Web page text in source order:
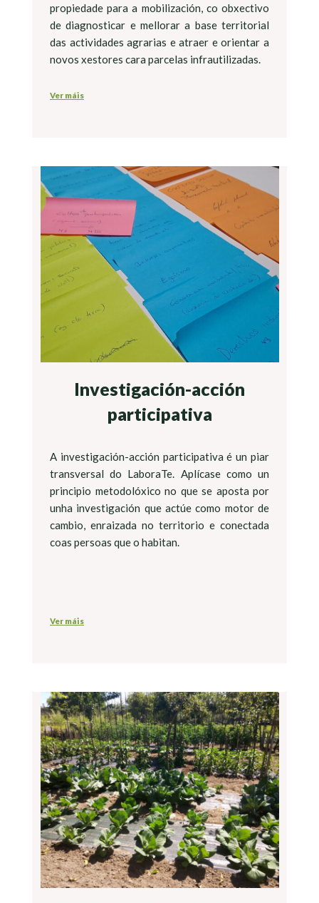
propiedade para a mobilización, co obxectivo
de diagnosticar e mellorar a base territorial
das actividades agrarias e atraer e orientar a
novos xestores cara parcelas infrautilizadas.
Ver máis
Investigación-acción
participativa
A investigación-acción participativa é un piar
transversal do LaboraTe. Aplícase como un
principio metodolóxico no que se aposta por
unha investigación que actúe como motor de
cambio, enraizada no territorio e conectada
coas persoas que o habitan.
Ver máis